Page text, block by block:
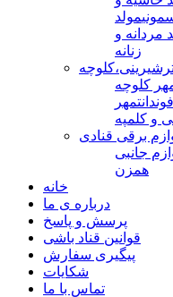
مولد
مردانه و
زنانه
کلوچه
مهر
و کلمپه
برقی قنادی
جانبی
همزن
خانه
درباره ی ما
پرسش و پاسخ
قوانین قناد باشی
پیگیری سفارش
شکایات
تماس با ما